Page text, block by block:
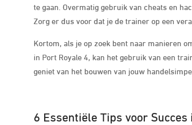
te gaan. Overmatig gebruik van cheats en
Zorg er dus voor dat je de trainer op een
Kortom, als je op zoek bent naar manieren
in Port Royale 4, kan het gebruik van een
geniet van het bouwen van jouw
6 Essentiële Tips voor